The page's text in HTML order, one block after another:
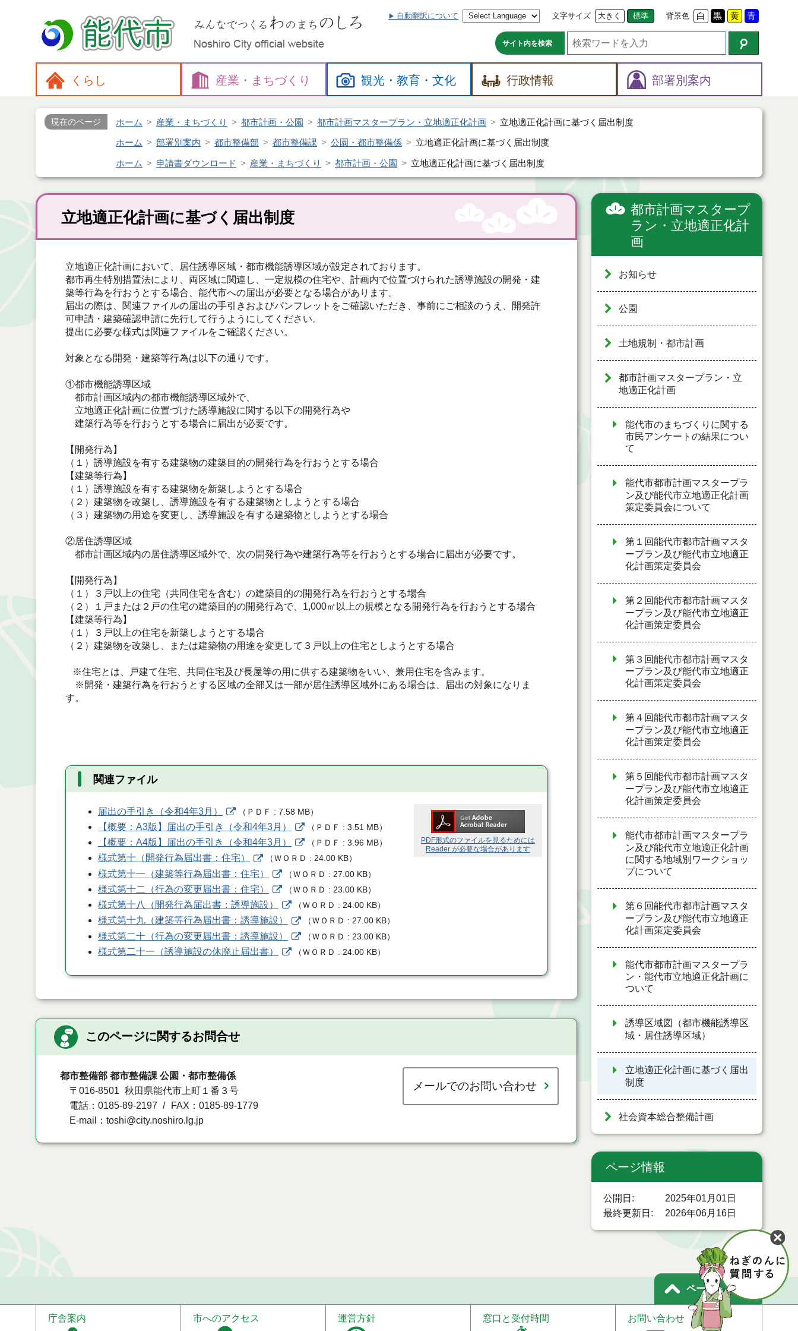
自動翻訳について 文字サイズ 大きく 標準 背景色 白 黒 黄 青
サイト内を検索
くらし 産業・ まちづくり 観光・教育・文化 行政情報 部署別案内
現在のページ ホーム 産業・まちづくり 都市計画・公園 都市計画マスタープラン・立地適正化計画 立地適正化計画に基づく届出制度
ホーム 部署別案内 都市整備部 都市整備課 公園・都市整備係 立地適正化計画に基づく届出制度
ホーム 申請書ダウンロード 産業・まちづくり 都市計画・公園 立地適正化計画に基づく届出制度
立地適正化計画に基づく届出制度
立地適正化計画において、居住誘導区域・都市機能誘導区域が設定されております。
都市再生特別措置法により、両区域に関連し、一定規模の住宅や、計画内で位置づけられた誘導施設の開発・建
築等行為を行おうとする場合、能代市への届出が必要となる場合があります。
届出の際は、関連ファイルの届出の手引きおよびパンフレットをご確認いただき、事前にご相談のうえ、開発許
可申請・建築確認申請に先行して行うようにしてください。
提出に必要な様式は関連ファイルをご確認ください。
対象となる開発・建築等行為は以下の通りです。
①都市機能誘導区域
都市計画区域内の都市機能誘導区域外で、
立地適正化計画に位置づけた誘導施設に関する以下の開発行為や
建築行為等を行おうとする場合に届出が必要です。
【開発行為】
（１）誘導施設を有する建築物の建築目的の開発行為を行おうとする場合
【建築等行為】
（１）誘導施設を有する建築物を新築しようとする場合
（２）建築物を改築し、誘導施設を有する建築物としようとする場合
（３）建築物の用途を変更し、誘導施設を有する建築物としようとする場合
②居住誘導区域
都市計画区域内の居住誘導区域外で、次の開発行為や建築行為等を行おうとする場合に届出が必要です。
【開発行為】
（１）３戸以上の住宅（共同住宅を含む）の建築目的の開発行為を行おうとする場合
（２）１戸または２戸の住宅の建築目的の開発行為で、1,000㎡以上の規模となる開発行為を行おうとする場合
【建築等行為】
（１）３戸以上の住宅を新築しようとする場合
（２）建築物を改築し、または建築物の用途を変更して３戸以上の住宅としようとする場合
※住宅とは、戸建て住宅、共同住宅及び長屋等の用に供する建築物をいい、兼用住宅を含みます。
※開発・建築行為を行おうとする区域の全部又は一部が居住誘導区域外にある場合は、届出の対象になりま
す。
関連ファイル
PDF形式のファイルを見るためには
Reader が必要な場合があります
届出の手引き（令和4年3月） （ ＰＤＦ 7.58 MB）
【概要：A3版】届出の手引き（令和4年3月） （ ＰＤＦ 3.51 MB）
【概要：A4版】届出の手引き（令和4年3月） （ ＰＤＦ 3.96 MB）
様式第十（開発行為届出書：住宅） （ＷＯＲＤ 24.00 KB）
様式第十一（建築等行為届出書：住宅） （ＷＯＲＤ 27.00 KB）
様式第十二（行為の変更届出書：住宅） （ＷＯＲＤ 23.00 KB）
様式第十八（開発行為届出書：誘導施設） （ＷＯＲＤ 24.00 KB）
様式第十九（建築等行為届出書：誘導施設） （ＷＯＲＤ 27.00 KB）
様式第二十（行為の変更届出書：誘導施設） （ＷＯＲＤ 23.00 KB）
様式第二十一（誘導施設の休廃止届出書） （ＷＯＲＤ 24.00 KB）
このページに関するお問合せ
都市整備部 都市整備課 公園・都市整備係
〒016-8501
秋田県能代市上町１番３号
電話：0185-89-2197
FAX：0185-89-1779
E-mail：toshi@city.noshiro.lg.jp
メールでのお問い合わせ
都市計画マスタープ
ラン・立地適正化計
画
お知らせ
公園
土地規制・都市計画
都市計画マスタープラン・立
地適正化計画
能代市のまちづくりに関する
市民アンケートの結果につい
て
能代市都市計画マスタープラ
ン及び能代市立地適正化計画
策定委員会について
第１回能代市都市計画マスタ
ープラン及び能代市立地適正
化計画策定委員会
第２回能代市都市計画マスタ
ープラン及び能代市立地適正
化計画策定委員会
第３回能代市都市計画マスタ
ープラン及び能代市立地適正
化計画策定委員会
第４回能代市都市計画マスタ
ープラン及び能代市立地適正
化計画策定委員会
第５回能代市都市計画マスタ
ープラン及び能代市立地適正
化計画策定委員会
能代市都市計画マスタープラ
ン及び能代市立地適正化計画
に関する地域別ワークショッ
プについて
第６回能代市都市計画マスタ
ープラン及び能代市立地適正
化計画策定委員会
能代市都市計画マスタープラ
ン・能代市立地適正化計画に
ついて
誘導区域図（都市機能誘導区
域・居住誘導区域）
立地適正化計画に基づく届出
制度
社会資本総合整備計画
ページ情報
公開日
2025年01月01日
最終更新日
2026年06月16日
ページトップ
庁舎案内 市へのアクセス 運営方針 窓口と受付時間 お問い合わせ